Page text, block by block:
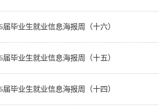
毕业生就业信息海报周（十六）
毕业生就业信息海报周（十五）
毕业生就业信息海报周（十四）